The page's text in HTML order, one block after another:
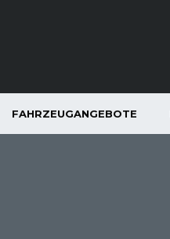
FAHRZEUGANGEBOTE